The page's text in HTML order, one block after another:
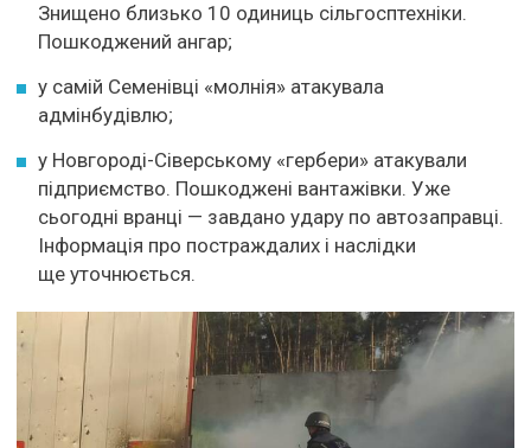
Знищено близько 10 одиниць сільгосптехніки.
Пошкоджений ангар;
у самій Семенівці «молнія» атакувала
адмінбудівлю;
у Новгороді-Сіверському «гербери» атакували
підприємство. Пошкоджені вантажівки. Уже
сьогодні вранці — завдано удару по автозаправці.
Інформація про постраждалих і наслідки
ще уточнюється.